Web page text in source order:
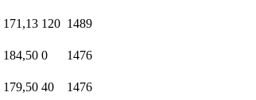
171,13 120 1489
184,50 0 1476
179,50 40 1476